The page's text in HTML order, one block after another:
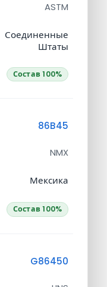
ASTM
Соединенные
Штаты
Состав 100%
86B45
NMX
Мексика
Состав 100%
G86450